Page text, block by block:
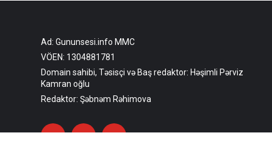
Ad: Gununsesi.info MMC
VÖEN: 1304881781
Domain sahibi, Təsisçi və Baş redaktor: Həşimli Pərviz
Kamran oğlu
Redaktor: Şəbnəm Rəhimova